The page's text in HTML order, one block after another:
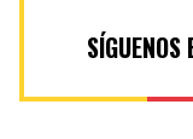
SÍGUENOS